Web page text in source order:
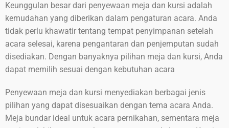
Keunggulan besar dari penyewaan meja dan kursi adalah
kemudahan yang diberikan dalam pengaturan acara. Anda
tidak perlu khawatir tentang tempat penyimpanan setelah
acara selesai, karena pengantaran dan penjemputan sudah
disediakan. Dengan banyaknya pilihan meja dan kursi, Anda
dapat memilih sesuai dengan kebutuhan acara
Penyewaan meja dan kursi menyediakan berbagai jenis
pilihan yang dapat disesuaikan dengan tema acara Anda.
Meja bundar ideal untuk acara pernikahan, sementara meja